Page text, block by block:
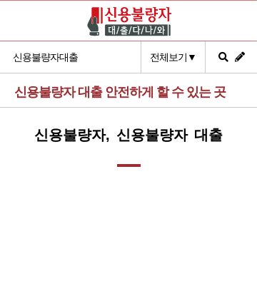
신용불량자대출 전체보기▼
신용불량자 대출 안전하게 할 수 있는 곳
신용불량자, 신용불량자 대출